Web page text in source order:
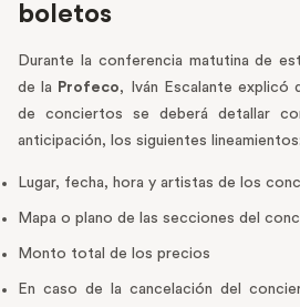
boletos
Durante la conferencia matutina de
de la
Profeco, Iván Escalante explicó
de conciertos se deberá detallar
anticipación, los siguientes lineamientos:
Lugar, fecha, hora y artistas de los
Mapa o plano de las secciones del
Monto total de los precios
En caso de la cancelación del